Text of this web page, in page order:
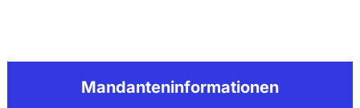
Mandanteninformationen